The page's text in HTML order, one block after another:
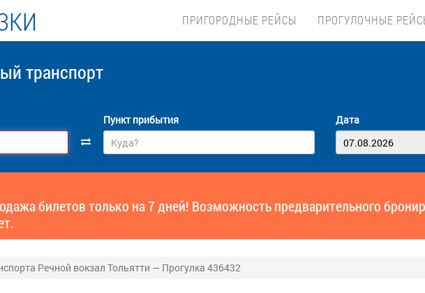
ПРИГОРОДНЫЕ РЕЙСЫ ПРОГУЛОЧНЫЕ
транспорт
Пункт прибытия Дата
билетов только на 7 дней! Возможность предварительного
Речной вокзал Тольятти — Прогулка 436432